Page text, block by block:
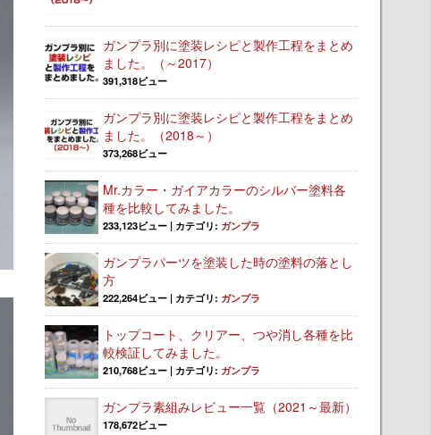
ガンプラ別に塗装レシピと製作工程をまとめ
ました。（～2017）
391,318ビュー
ガンプラ別に塗装レシピと製作工程をまとめ
ました。（2018～）
373,268ビュー
Mr.カラー・ガイアカラーのシルバー塗料各
種を比較してみました。
233,123ビュー | カテゴリ: ガンプラ
ガンプラパーツを塗装した時の塗料の落とし
方
222,264ビュー | カテゴリ: ガンプラ
トップコート、クリアー、つや消し各種を比
較検証してみました。
210,768ビュー | カテゴリ: ガンプラ
ガンプラ素組みレビュー一覧（2021～最新）
178,672ビュー